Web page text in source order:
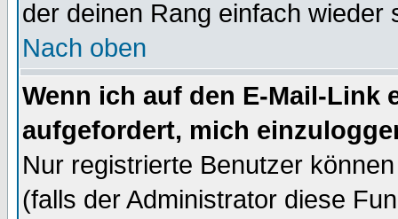
der deinen Rang einfach wieder
Nach oben
Wenn ich auf den E-Mail-Link
aufgefordert, mich
Nur registrierte Benutzer
(falls der Administrator diese